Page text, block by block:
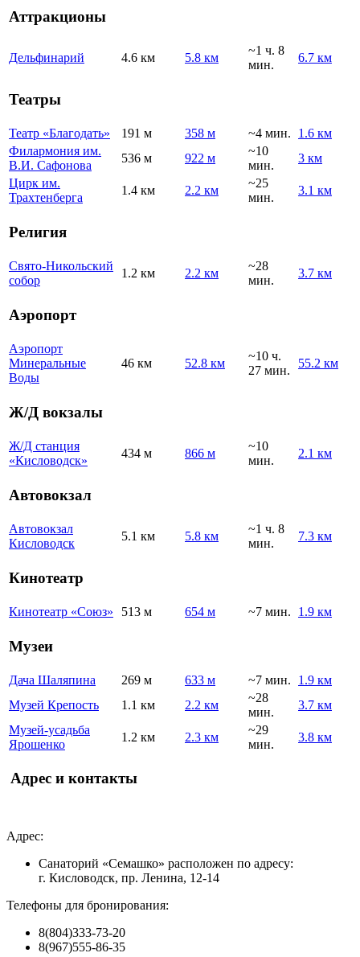
Аттракционы
Дельфинарий 4.6 км 5.8 км
~1 ч. 8
мин.
6.7 км
Театры
Театр «Благодать» 191 м 358 м ~4 мин.
1.6 км
Филармония им.
В.И. Сафонова
536 м 922 м
~10
мин.
3 км
Цирк им.
Трахтенберга
1.4 км 2.2 км
~25
мин.
3.1 км
Религия
Свято-Никольский
собор
1.2 км 2.2 км
~28
мин.
3.7 км
Аэропорт
Аэропорт
Минеральные
Воды
46 км 52.8 км
~10 ч.
27 мин.
55.2 км
Ж/Д вокзалы
Ж/Д станция
«Кисловодск»
434 м 866 м
~10
мин.
2.1 км
Автовокзал
Автовокзал
Кисловодск
5.1 км 5.8 км
~1 ч. 8
мин.
7.3 км
Кинотеатр
Кинотеатр «Союз» 513 м 654 м ~7 мин. 1.9 км
Музеи
Дача Шаляпина 269 м 633 м ~7 мин.
1.9 км
Музей Крепость
1.1 км 2.2 км
~28
мин.
3.7 км
Музей-усадьба
Ярошенко
1.2 км 2.3 км
~29
мин.
3.8 км
Адрес и контакты
Адрес:
Санаторий «Семашко» расположен по адресу:
г. Кисловодск, пр. Ленина, 12-14
Телефоны для бронирования:
8(804)333-73-20
8(967)555-86-35